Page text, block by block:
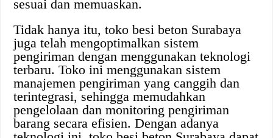
sesuai dan memuaskan.
Tidak hanya itu, toko besi beton Surabaya
juga telah mengoptimalkan sistem
pengiriman dengan menggunakan teknologi
terbaru. Toko ini menggunakan sistem
manajemen pengiriman yang canggih dan
terintegrasi, sehingga memudahkan
pengelolaan dan monitoring pengiriman
barang secara efisien. Dengan adanya